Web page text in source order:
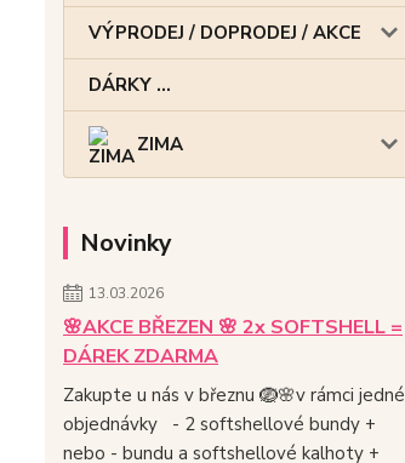
VÝPRODEJ / DOPRODEJ / AKCE
DÁRKY ...
ZIMA
Novinky
13.03.2026
🌸AKCE BŘEZEN 🌸 2x SOFTSHELL =
DÁREK ZDARMA
Zakupte u nás v březnu 🪺🌸v rámci jedné
objednávky - 2 softshellové bundy +
nebo - bundu a softshellové kalhoty +